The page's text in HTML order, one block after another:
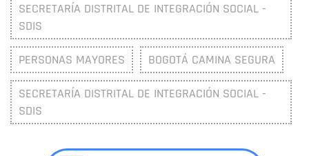
SECRETARÍA DISTRITAL DE INTEGRACIÓN SOCIAL -
SDIS
PERSONAS MAYORES BOGOTÁ CAMINA SEGURA
SECRETARÍA DISTRITAL DE INTEGRACIÓN SOCIAL -
SDIS